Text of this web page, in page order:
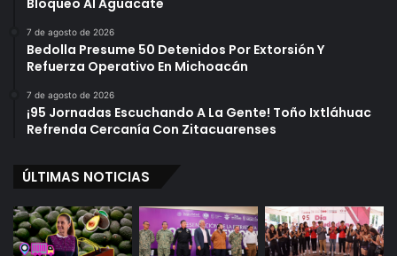
Bloqueo Al Aguacate
7 de agosto de 2026
Bedolla Presume 50 Detenidos Por Extorsión Y
Refuerza Operativo En Michoacán
7 de agosto de 2026
¡95 Jornadas Escuchando A La Gente! Toño Ixtláhuac
Refrenda Cercanía Con Zitacuarenses
ÚLTIMAS NOTICIAS